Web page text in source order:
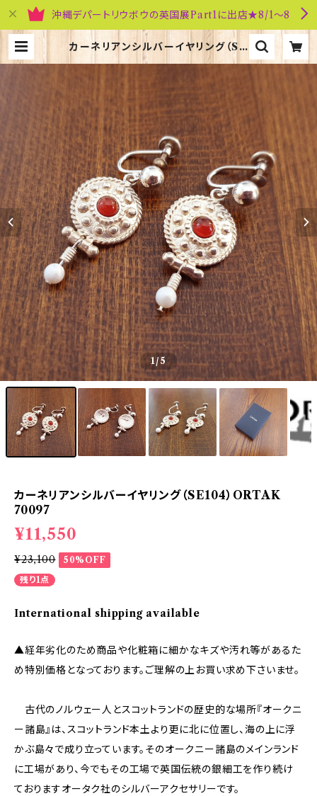
沖縄デパートリウボウの英国展Part1に出店★8/1～8
カーネリアンシルバーイヤリング（SE
104）ORTAK 70097 | 英国雑貨専
1/5
カーネリアンシルバーイヤリング（SE104）ORTAK
70097
¥11,550
¥23,100
50%OFF
残り1点
International shipping available
▲経年劣化のため商品や化粧箱に細かなキズや汚れ等があるた
め特別価格となっております。ご理解の上お買い求め下さいませ。
古代のノルウェー人とスコットランドの歴史的な場所『オークニ
ー諸島』は、スコットランド本土より更に北に位置し、海の上に浮
かぶ島々で成り立っています。そのオークニー諸島のメインランド
に工場があり、今でもその工場で英国伝統の銀細工を作り続け
ておりますオータク社のシルバーアクセサリーです。